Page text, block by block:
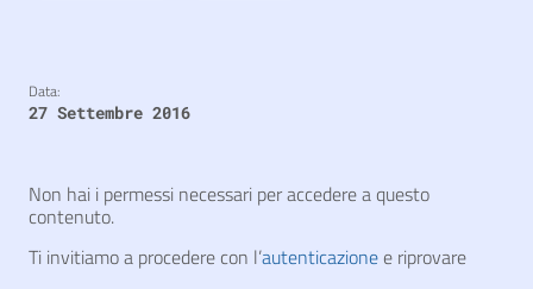
Data:
27 Settembre 2016
Non hai i permessi necessari per accedere a questo
contenuto.
Ti invitiamo a procedere con l’autenticazionee riprovare